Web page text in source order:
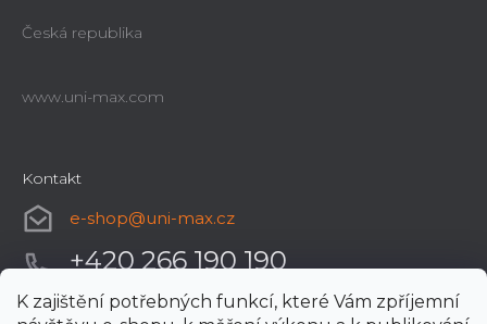
K zajištění potřebných funkcí, které Vám zpříjemní
Česká republika
www.uni-max.com
Kontakt
e-shop@uni-max.cz
+420 266 190 190